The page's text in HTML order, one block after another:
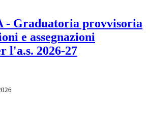
- Graduatoria provvisoria
e assegnazioni
l'a.s. 2026-27